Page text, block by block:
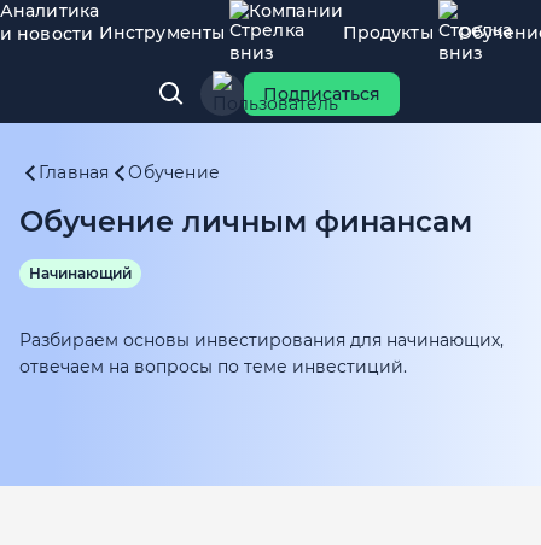
Аналитика
и новости Инструменты
Компании
Продукты
Подписаться
Главная Обучение
Обучение личным финансам
Начинающий
Разбираем основы инвестирования для начинающих,
отвечаем на вопросы по теме инвестиций.